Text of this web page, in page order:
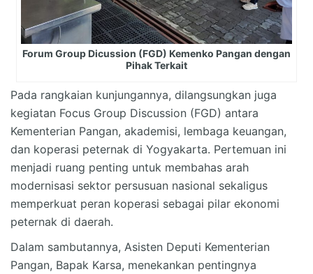
Forum Group Dicussion (FGD) Kemenko Pangan dengan
Pihak Terkait
Pada rangkaian kunjungannya, dilangsungkan juga
kegiatan Focus Group Discussion (FGD) antara
Kementerian Pangan, akademisi, lembaga keuangan,
dan koperasi peternak di Yogyakarta. Pertemuan ini
menjadi ruang penting untuk membahas arah
modernisasi sektor persusuan nasional sekaligus
memperkuat peran koperasi sebagai pilar ekonomi
peternak di daerah.
Dalam sambutannya, Asisten Deputi Kementerian
Pangan, Bapak Karsa, menekankan pentingnya